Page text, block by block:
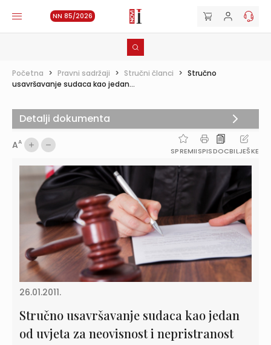
NN 85/2026
Početna > Pravni sadržaji > Stručni članci > Stručno
usavršavanje sudaca kao jedan...
AA
SPREMIISPISDOCBILJEŠKE
26.01.2011.
Stručno usavršavanje sudaca kao jedan
od uvjeta za neovisnost i nepristranost
Detalji dokumenta